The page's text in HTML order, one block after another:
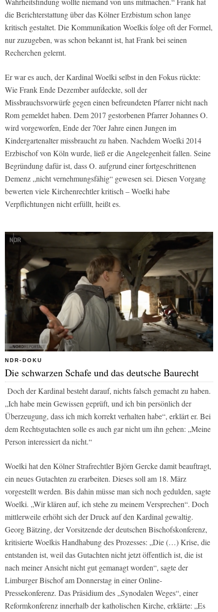
die Berichterstattung über das Kölner Erzbistum schon lange
kritisch gestaltet. Die Kommunikation Woelkis folge oft der Formel,
nur zuzugeben, was schon bekannt ist, hat Frank bei seinen
Recherchen gelernt.
Er war es auch, der Kardinal Woelki selbst in den Fokus rückte:
Wie Frank Ende Dezember aufdeckte, soll der
Missbrauchsvorwürfe gegen einen befreundeten Pfarrer nicht nach
Rom gemeldet haben. Dem 2017 gestorbenen Pfarrer Johannes O.
wird vorgeworfen, Ende der 70er Jahre einen Jungen im
Kindergartenalter missbraucht zu haben. Nachdem Woelki 2014
Erzbischof von Köln wurde, ließ er die Angelegenheit fallen. Seine
Begründung dafür ist, dass O. aufgrund einer fortgeschrittenen
Demenz „nicht vernehmungsfähig“ gewesen sei. Diesen Vorgang
bewerten viele Kirchenrechtler kritisch – Woelki habe
Verpflichtungen nicht erfüllt, heißt es.
NDR-DOKU
Die schwarzen Schafe und das deutsche Baurecht
Doch der Kardinal besteht darauf, nichts falsch gemacht zu haben.
„Ich habe mein Gewissen geprüft, und ich bin persönlich der
Überzeugung, dass ich mich korrekt verhalten habe“, erklärt er. Bei
dem Rechtsgutachten solle es auch gar nicht um ihn gehen: „Meine
Person interessiert da nicht.“
Woelki hat den Kölner Strafrechtler Björn Gercke damit beauftragt,
ein neues Gutachten zu erarbeiten. Dieses soll am 18. März
vorgestellt werden. Bis dahin müsse man sich noch gedulden, sagte
Woelki. „Wir klären auf, ich stehe zu meinem Versprechen“. Doch
mittlerweile erhöht sich der Druck auf den Kardinal gewaltig.
Georg Bätzing, der Vorsitzende der deutschen Bischofskonferenz,
kritisierte Woelkis Handhabung des Prozesses: „Die (…) Krise, die
entstanden ist, weil das Gutachten nicht jetzt öffentlich ist, die ist
nach meiner Ansicht nicht gut gemanagt worden“, sagte der
Limburger Bischof am Donnerstag in einer Online-
Pressekonferenz. Das Präsidium des „Synodalen Weges“, einer
Reformkonferenz innerhalb der katholischen Kirche, erklärte: „Es